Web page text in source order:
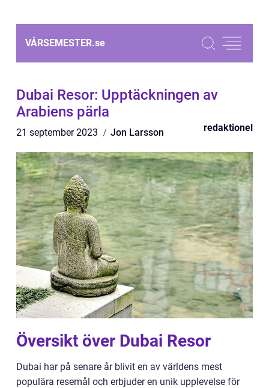
VÅRSEMESTER.se
Dubai Resor: Upptäckningen av
Arabiens pärla
21 september 2023 Jon Larsson redaktionel
Översikt över Dubai Resor
Dubai har på senare år blivit en av världens mest
populära resemål och erbjuder en unik upplevelse för